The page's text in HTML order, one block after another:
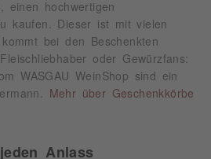
einen hochwertigen
kaufen. Dieser ist mit vielen
bei den Beschenkten
oder Gewürzfans:
WASGAU WeinShop sind ein
Mehr über Geschenkkörbe
Anlass